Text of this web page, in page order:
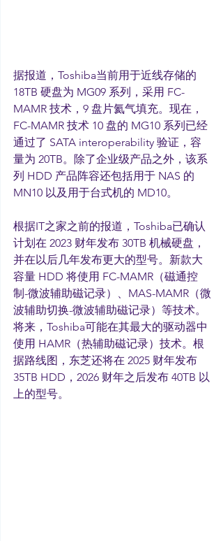
据报道，Toshiba当前用于近线存储的
18TB 硬盘为 MG09 系列，采用 FC-
MAMR 技术，9 盘片氦气填充。现在，
FC-MAMR 技术 10 盘的 MG10 系列已经
通过了 SATA interoperability 验证，容
量为 20TB。除了企业级产品之外，该系
列 HDD 产品阵容还包括用于 NAS 的
MN10 以及用于台式机的 MD10。
根据IT之家之前的报道，Toshiba已确认
计划在 2023 财年发布 30TB 机械硬盘，
并在以后几年发布更大的型号。新款大
容量 HDD 将使用 FC-MAMR（磁通控
制-微波辅助磁记录）、MAS-MAMR（微
波辅助切换-微波辅助磁记录）等技术。
将来，Toshiba可能在其最大的驱动器中
使用 HAMR（热辅助磁记录）技术。根
据路线图，东芝还将在 2025 财年发布
35TB HDD，2026 财年之后发布 40TB 以
上的型号。